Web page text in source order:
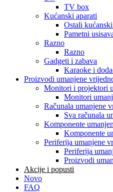
TV box
Kućanski aparati
Ostali
Pametni
Razno
Razno
Gadgeti i zabava
Karaoke i
Proizvodi umanjene
Monitori i projektori
Monitori
Računala umanjene
Sva računala
Komponente
Komponente
Periferija umanjene
Periferija
Proizvodi
Akcije i popusti
Novo
FAQ